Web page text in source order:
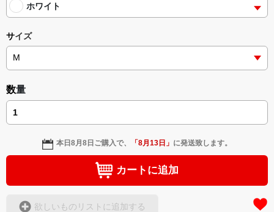
ホワイト
サイズ
数量
本日8月8日 ご購入で、 「8月13日 」 に発送致します。
カートに追加
欲しいものリストに追加する